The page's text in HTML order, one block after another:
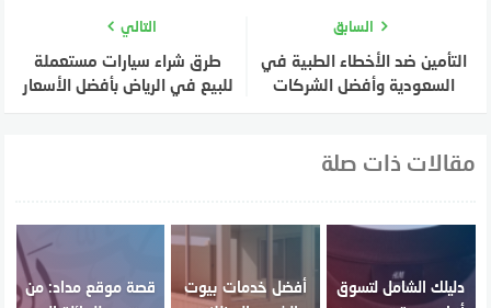
السابق
التأمين ضد الأخطاء الطبية في
السعودية وأفضل الشركات
التالي
طرق شراء سيارات مستعملة
للبيع في الرياض بأفضل الأسعار
مقالات ذات صلة
دليلك الشامل لتسوق
أفضل خدمات بيوت
قصة موقع مداد: من